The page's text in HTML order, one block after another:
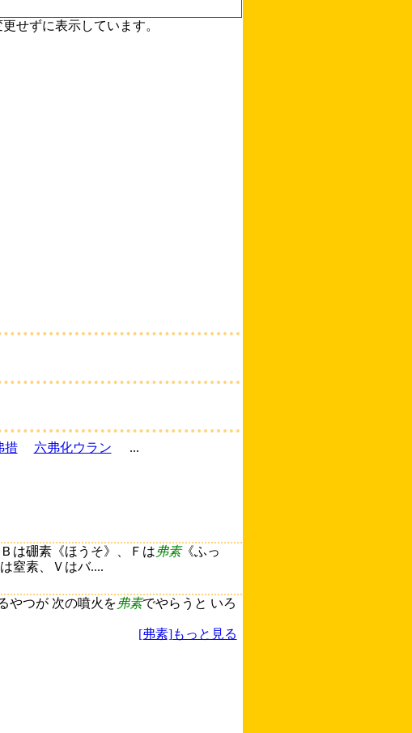
せずに表示しています。
措 六弗化ウラン
...
は硼素《ほうそ》、Ｆは弗素《ふっ
窒素、Ｖはバ....
やつが 次の噴火を弗素でやらうと いろ
[弗素]もっと見る